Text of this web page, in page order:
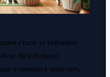
стали устойчивое
Всё больше
стремятся покупать